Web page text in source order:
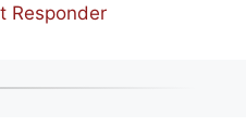
Responder